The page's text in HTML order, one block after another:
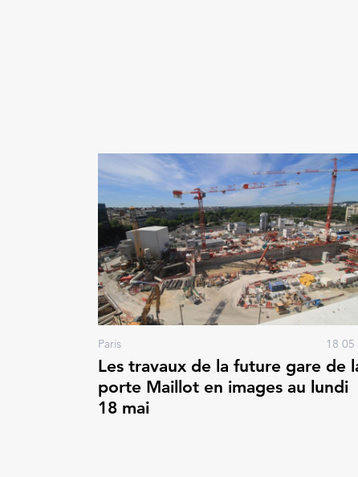
Paris 18 05
Les travaux de la future gare de
porte Maillot en images au lundi
18 mai